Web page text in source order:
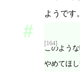
ようです。
[164]
このよう
やめてほ